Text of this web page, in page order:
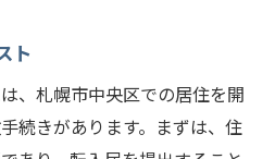
ト
、札幌市中央区での居住を開
続きがあります。まずは、住